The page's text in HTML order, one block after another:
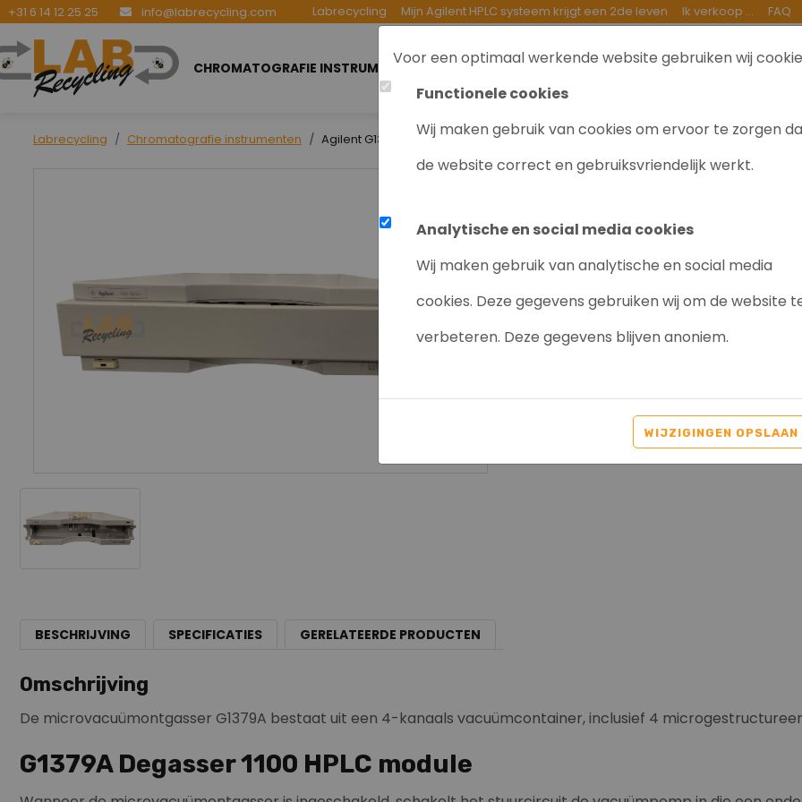
Voor een optimaal werkende website gebruiken wij
Functionele cookies
Wij maken gebruik van cookies om ervoor te zorgen
de website correct en gebruiksvriendelijk werkt.
Analytische en social media cookies
Wij maken gebruik van analytische en social media
cookies. Deze gegevens gebruiken wij om de website
verbeteren. Deze gegevens blijven anoniem.
WIJZIGINGEN OPSLAAN
+31 6 14 12 25 25 info@labrecycling.com Labrecycling Mijn Agilent HPLC systeem krijgt een 2de leven Ik verkoop ... FAQ
CHROMATOGRAFIE INSTRUMENTEN INKOOP GOEDE DOELEN OVER ONS
Labrecycling Chromatografie instrumenten Agilent G1379A Degasser HPLC 1100 series
AGILENT
SERIES
Artikelnr: 8018
Gevraagd/Enkele
BESCHRIJVING SPECIFICATIES GERELATEERDE PRODUCTEN
Omschrijving
De microvacuümontgasser G1379A bestaat uit een 4-kanaals vacuümcontainer, inclusief 4
G1379A Degasser 1100 HPLC module